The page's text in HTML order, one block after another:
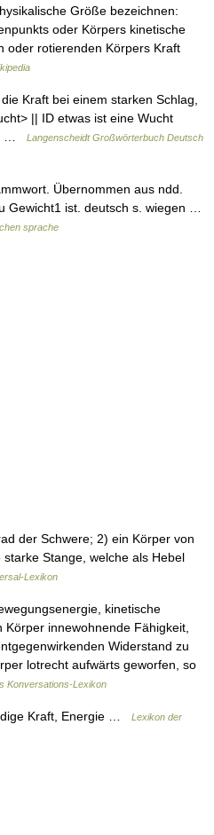
Größe bezeichnen:
oder Körpers kinetische
oder rotierenden Körpers Kraft
Kraft bei einem starken Schlag,
|| ID etwas ist eine Wucht
…
Langenscheidt Großwörterbuch Deutsch
Übernommen aus ndd.
Gewicht1 ist. deutsch s. wiegen …
sprache
der Schwere; 2) ein Körper von
Stange, welche als Hebel
Lexikon
kinetische
innewohnende Fähigkeit,
Widerstand zu
lotrecht aufwärts geworfen, so
Konversations-Lexikon
Kraft, Energie …
Lexikon der